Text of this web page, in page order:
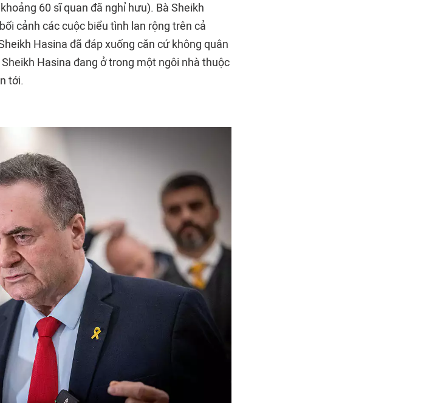
60 sĩ quan đã nghỉ hưu). Bà Sheikh
cảnh các cuộc biểu tình lan rộng trên cả
Hasina đã đáp xuống căn cứ không quân
Hasina đang ở trong một ngôi nhà thuộc
tới.